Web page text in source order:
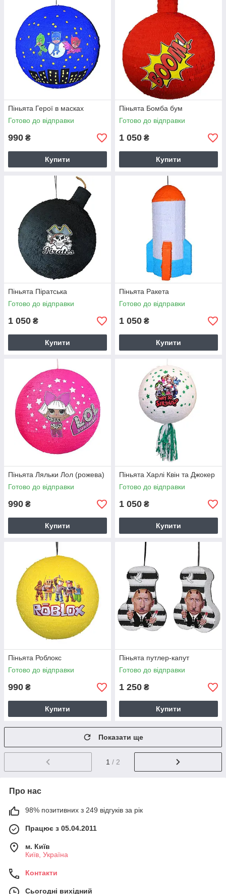
Піньята Герої в масках
Готово до відправки
990 ₴
Купити
Піньята Бомба бум
Готово до відправки
1 050 ₴
Купити
Піньята Піратська
Готово до відправки
1 050 ₴
Купити
Піньята Ракета
Готово до відправки
1 050 ₴
Купити
Піньята Ляльки Лол (рожева)
Готово до відправки
990 ₴
Купити
Піньята Харлі Квін та Джокер
Готово до відправки
1 050 ₴
Купити
Піньята Роблокс
Готово до відправки
990 ₴
Купити
Піньята путлер-капут
Готово до відправки
1 250 ₴
Купити
Показати ще
1 / 2
Про нас
98% позитивних з 249 відгуків за рік
Працює з 05.04.2011
м. Київ
Київ, Україна
Контакти
Сьогодні вихідний